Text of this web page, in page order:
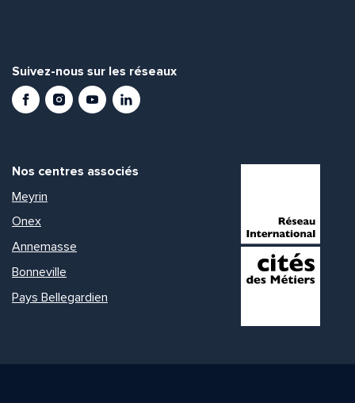
Suivez-nous sur les réseaux
FacebookInstagramYoutubeLinkedIn
Nos centres associés
Meyrin
Onex
Annemasse
Bonneville
Pays Bellegardien